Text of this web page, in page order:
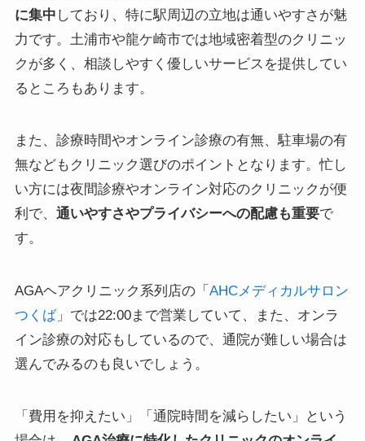
に集中 しており、特に駅周辺の立地は通いやすさが魅
力です。土浦市や龍ケ崎市では地域密着型のクリニッ
クが多く、相談しやすく優しいサービスを提供してい
るところもあります。
また、診療時間やオンライン診療の有無、駐車場の有
無などもクリニック選びのポイントとなります。忙し
い方には夜間診療やオンライン対応のクリニックが便
利で、 通いやすさやプライバシーへの配慮も重要で
す。
AGAヘアクリニック系列店の「 AHCメディカルサロン
つくば」では22:00まで営業していて、また、オンラ
イン診療の対応もしているので、通院が難しい場合は
選んでみるのも良いでしょう。
「費用を抑えたい」「通院時間を減らしたい」という